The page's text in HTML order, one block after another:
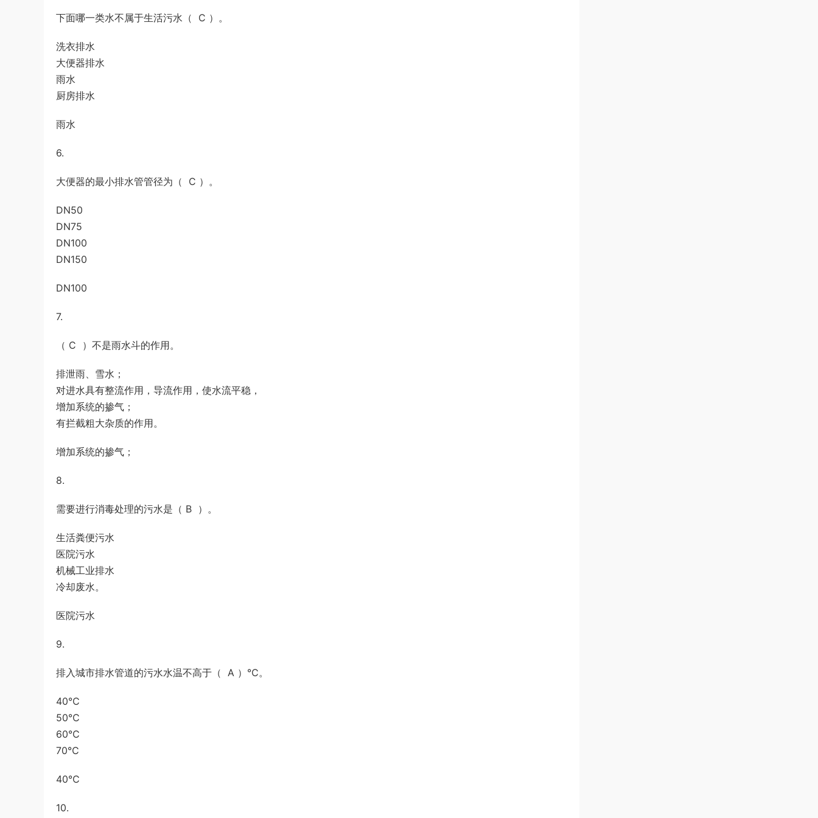
下面哪一类水不属于生活污水（ C ）。
洗衣排水
大便器排水
雨水
厨房排水
雨水
6.
大便器的最小排水管管径为（ C ）。
DN50
DN75
DN100
DN150
DN100
7.
（ C ）不是雨水斗的作用。
排泄雨、雪水；
对进水具有整流作用，导流作用，使水流平稳，
增加系统的掺气；
有拦截粗大杂质的作用。
增加系统的掺气；
8.
需要进行消毒处理的污水是（ B ）。
生活粪便污水
医院污水
机械工业排水
冷却废水。
医院污水
9.
排入城市排水管道的污水水温不高于（ A ）℃。
40℃
50℃
60℃
70℃
40℃
10.